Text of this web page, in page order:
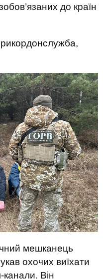
до країн
мешканець
охочих виїхати
Він